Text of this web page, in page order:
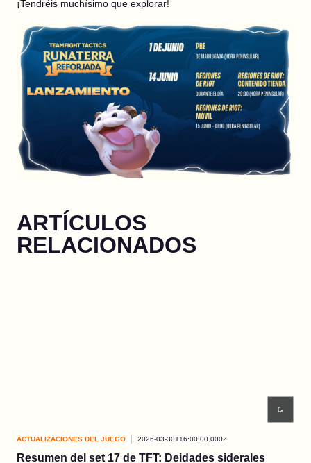
¡Tendréis muchísimo que explorar!
ARTÍCULOS
RELACIONADOS
ACTUALIZACIONES DEL JUEGO 2026-03-30T16:00:00.000Z
Resumen del set 17 de TFT: Deidades siderales